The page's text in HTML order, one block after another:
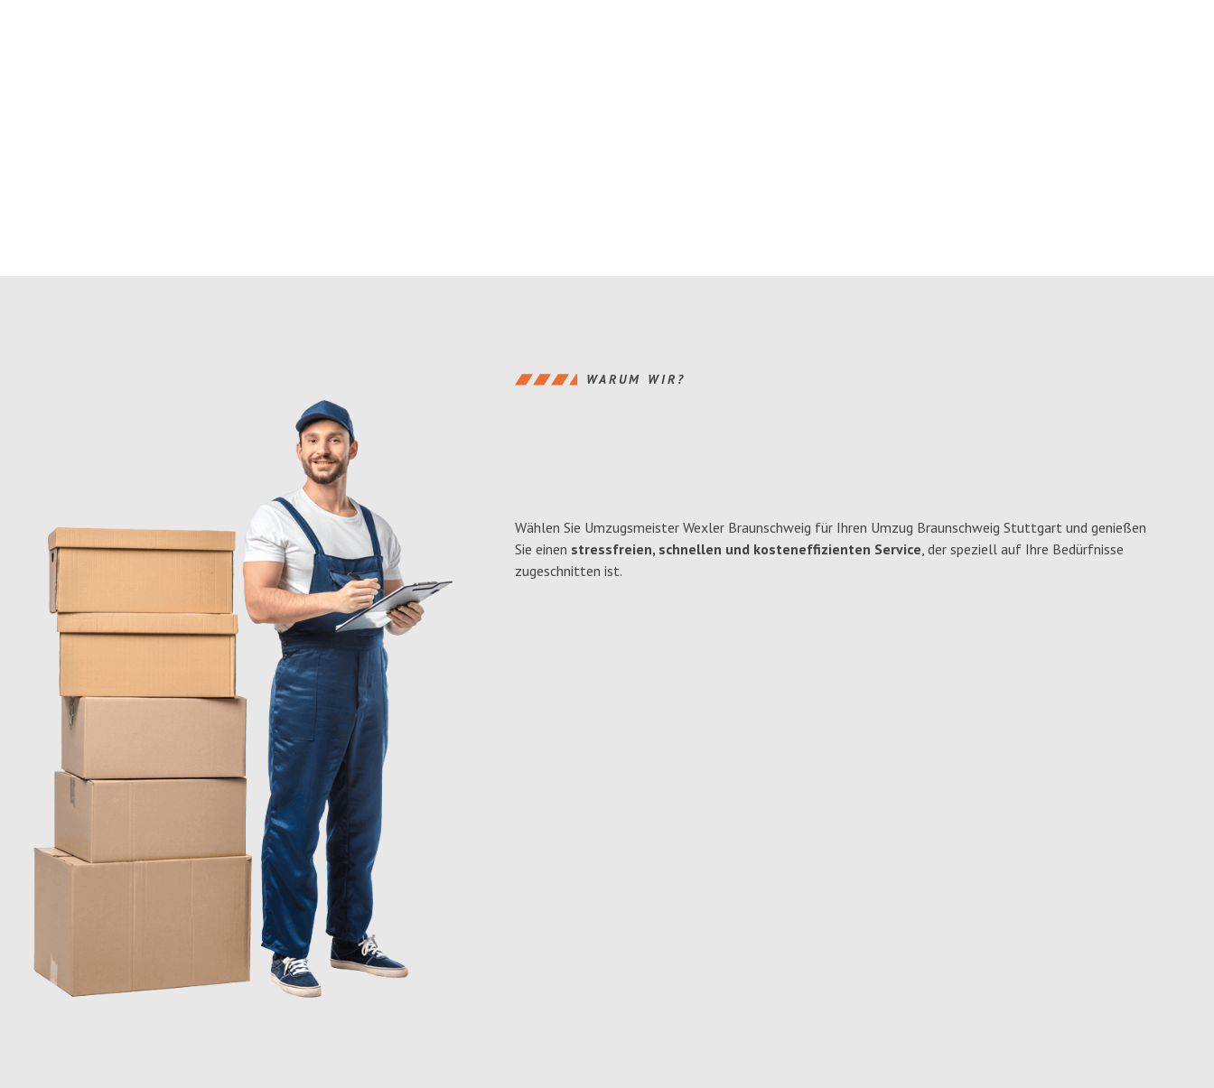
WARUM WIR?
Wählen Sie Umzugsmeister Wexler Braunschweig für Ihren Umzug Braunschweig Stuttgart und genießen
Sie einen stressfreien, schnellen und kosteneffizienten Service, der speziell auf Ihre Bedürfnisse
zugeschnitten ist.